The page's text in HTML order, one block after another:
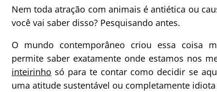
Nem toda atração com animais é antiética ou
você vai saber disso? Pesquisando antes.
O mundo contemporâneo criou essa coisa
permite saber exatamente onde estamos nos
inteirinho só para te contar como decidir se
uma atitude sustentável ou completamente